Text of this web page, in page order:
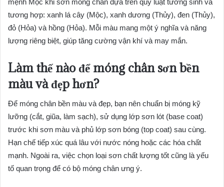
tương hợp: xanh lá cây (Mộc), xanh dương (Thủy), đen (Thủy),
đỏ (Hỏa) và hồng (Hỏa). Mỗi màu mang một ý nghĩa và năng
lượng riêng biệt, giúp tăng cường vận khí và may mắn.
Làm thế nào để móng chân sơn bền
màu và đẹp hơn?
Để móng chân bền màu và đẹp, bạn nên chuẩn bị móng kỹ
lưỡng (cắt, giũa, làm sạch), sử dụng lớp sơn lót (base coat)
trước khi sơn màu và phủ lớp sơn bóng (top coat) sau cùng.
Hạn chế tiếp xúc quá lâu với nước nóng hoặc các hóa chất
mạnh. Ngoài ra, việc chọn loại sơn chất lượng tốt cũng là yếu
tố quan trọng để có bộ móng chân ưng ý.